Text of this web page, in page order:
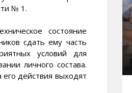
№ 1.
состояние
сдать ему часть
условий для
личного состава.
действия выходят